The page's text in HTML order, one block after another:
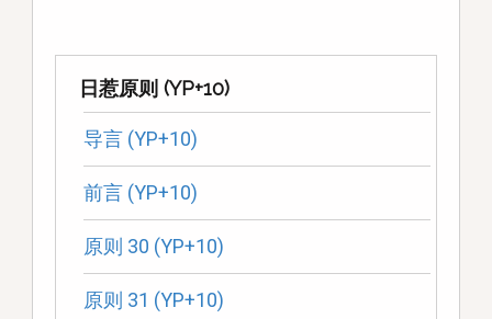
日惹原则 (YP+10)
导言 (YP+10)
前言 (YP+10)
原则 30 (YP+10)
原则 31 (YP+10)